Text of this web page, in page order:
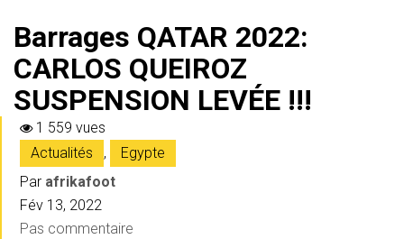
Barrages QATAR 2022:
CARLOS QUEIROZ
SUSPENSION LEVÉE !!!
1 559 vues
Actualités
,
Egypte
Par afrikafoot
Fév 13, 2022
Pas commentaire